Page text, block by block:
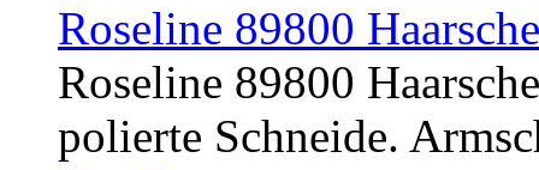
Roseline 89800
Roseline 89800
polierte Schneide.